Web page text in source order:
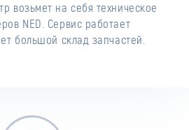
возьмет на себя техническое
NED. Сервис работает
большой склад запчастей.